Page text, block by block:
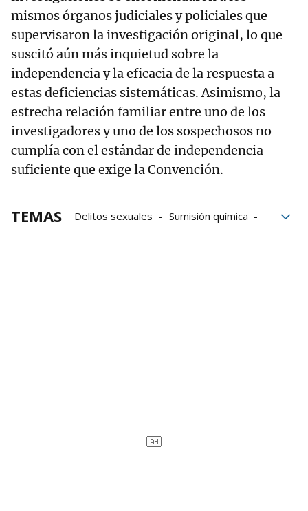
mismos órganos judiciales y policiales que
supervisaron la investigación original, lo que
suscitó aún más inquietud sobre la
independencia y la eficacia de la respuesta a
estas deficiencias sistemáticas. Asimismo, la
estrecha relación familiar entre uno de los
investigadores y uno de los sospechosos no
cumplía con el estándar de independencia
suficiente que exige la Convención.
TEMAS Delitos sexuales
Sumisión química